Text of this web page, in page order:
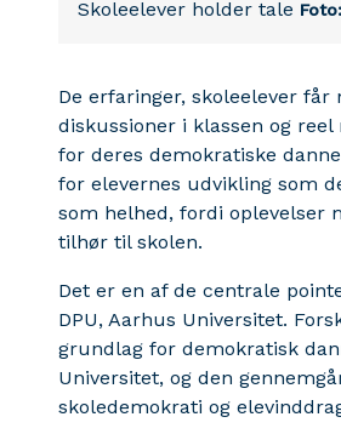
Skoleelever holder tale
De erfaringer, skoleelever
diskussioner i klassen og
for deres demokratiske
for elevernes udvikling som
som helhed, fordi oplevelser
tilhør til skolen.
Det er en af de centrale
DPU, Aarhus Universitet.
grundlag for demokratisk
Universitet, og den
skoledemokrati og